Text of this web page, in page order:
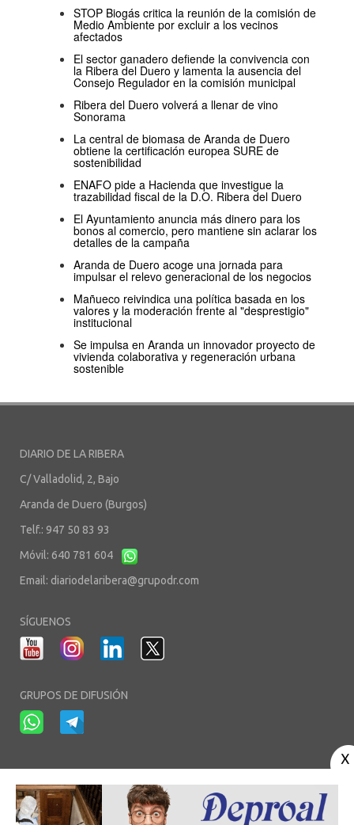
STOP Biogás critica la reunión de la comisión de
Medio Ambiente por excluir a los vecinos
afectados
El sector ganadero defiende la convivencia con
la Ribera del Duero y lamenta la ausencia del
Consejo Regulador en la comisión municipal
Ribera del Duero volverá a llenar de vino
Sonorama
La central de biomasa de Aranda de Duero
obtiene la certificación europea SURE de
sostenibilidad
ENAFO pide a Hacienda que investigue la
trazabilidad fiscal de la D.O. Ribera del Duero
El Ayuntamiento anuncia más dinero para los
bonos al comercio, pero mantiene sin aclarar los
detalles de la campaña
Aranda de Duero acoge una jornada para
impulsar el relevo generacional de los negocios
Mañueco reivindica una política basada en los
valores y la moderación frente al "desprestigio"
institucional
Se impulsa en Aranda un innovador proyecto de
vivienda colaborativa y regeneración urbana
sostenible
DIARIO DE LA RIBERA
C/ Valladolid, 2, Bajo
Aranda de Duero (Burgos)
Telf.: 947 50 83 93
Móvil: 640 781 604
Email: diariodelaribera@grupodr.com
SÍGUENOS
GRUPOS DE DIFUSIÓN